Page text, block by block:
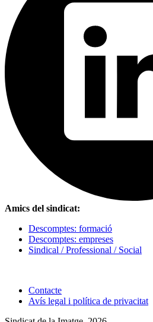
Amics del sindicat:
Descomptes: formació
Descomptes: empreses
Sindical / Professional / Social
Contacte
Avís legal i política de privacitat